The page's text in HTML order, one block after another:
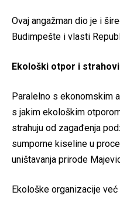
Ovaj angažman dio je i
Budimpešte i vlasti
Ekološki otpor i strahovi
Paralelno s ekonomskim
s jakim ekološkim
strahuju od zagađenja
sumporne kiseline u
uništavanja prirode
Ekološke organizacije